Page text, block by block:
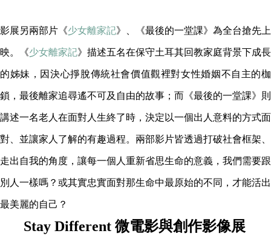
影展另兩部片《少女離家記》、《最後的一堂課》為全台搶先上
映。《少女離家記》描述五名在保守土耳其回教家庭背景下成長
的姊妹，因決心掙脫傳統社會價值觀裡對女性婚姻不自主的枷
鎖，最後離家追尋遙不可及自由的故事；而《最後的一堂課》則
講述一名老人在面對人生終了時，決定以一個出人意料的方式面
對、並讓家人了解的有趣過程。兩部影片皆透過打破社會框架、
走出自我的角度，讓每一個人重新省思生命的意義，我們需要跟
別人一樣嗎？或其實忠實面對那生命中最原始的不同，才能活出
最美麗的自己？
Stay Different 微電影與創作影像展